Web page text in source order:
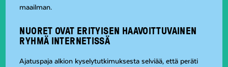
maailman.
NUORET OVAT ERITYISEN HAAVOITTUVAINEN
RYHMÄ INTERNETISSÄ
Ajatuspaja alkion kyselytutkimuksesta selviää, että peräti